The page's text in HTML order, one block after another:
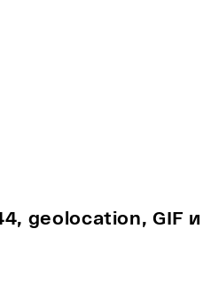
geolocation, GIF